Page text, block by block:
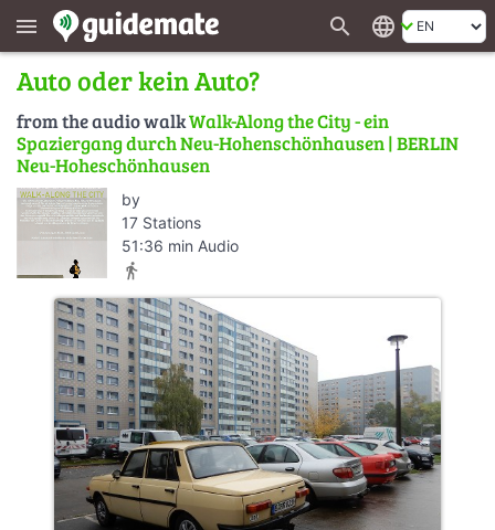
menu search language
Auto oder kein Auto?
from the audio walkWalk-Along the City - ein
Spaziergang durch Neu-Hohenschönhausen | BERLIN
Neu-Hoheschönhausen
by
17 Stations
51:36 min Audio
directions_walk